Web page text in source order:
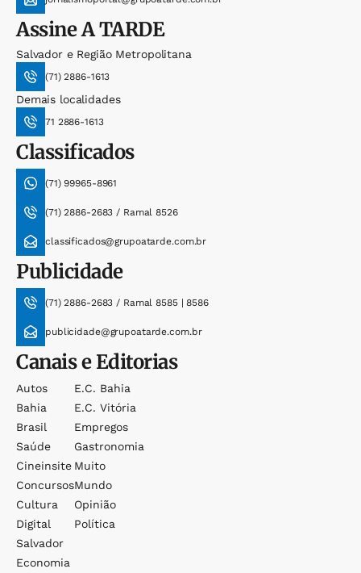
AssineA TARDE
Salvador e Região Metropolitana
(71) 2886-1613
Demais localidades
71 2886-1613
Classificados
(71) 99965-8961
(71) 2886-2683 / Ramal 8526
classificados@grupoatarde.com.br
Publicidade
(71) 2886-2683 / Ramal 8585 | 8586
publicidade@grupoatarde.com.br
Canais e Editorias
Autos
Bahia
Brasil
Saúde
Cineinsite
Concursos
Cultura
Digital
Salvador
Economia
E.c. Bahia
E.c. Vitória
Empregos
Gastronomia
Muito
Mundo
Opinião
Política